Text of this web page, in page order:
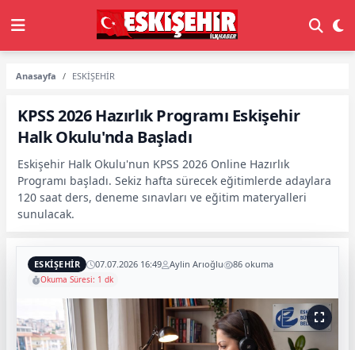
Anasayfa ESKİŞEHİR
KPSS 2026 Hazırlık Programı Eskişehir
Halk Okulu'nda Başladı
Eskişehir Halk Okulu'nun KPSS 2026 Online Hazırlık
Programı başladı. Sekiz hafta sürecek eğitimlerde adaylara
120 saat ders, deneme sınavları ve eğitim materyalleri
sunulacak.
ESKİŞEHİR 07.07.2026 16:49 Aylin Arıoğlu 86 okuma
Okuma Süresi: 1 dk